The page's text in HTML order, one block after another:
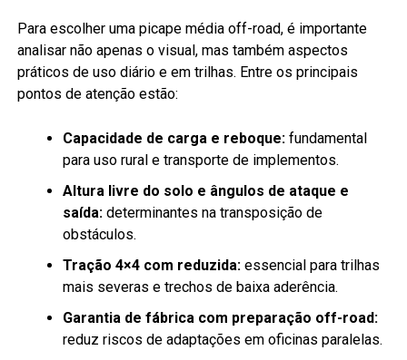
Para escolher uma picape média off-road, é importante
analisar não apenas o visual, mas também aspectos
práticos de uso diário e em trilhas. Entre os principais
pontos de atenção estão:
Capacidade de carga e reboque:fundamental
para uso rural e transporte de implementos.
Altura livre do solo e ângulos de ataque e
saída:determinantes na transposição de
obstáculos.
Tração 4×4 com reduzida:essencial para trilhas
mais severas e trechos de baixa aderência.
Garantia de fábrica com preparação off-road:
reduz riscos de adaptações em oficinas paralelas.